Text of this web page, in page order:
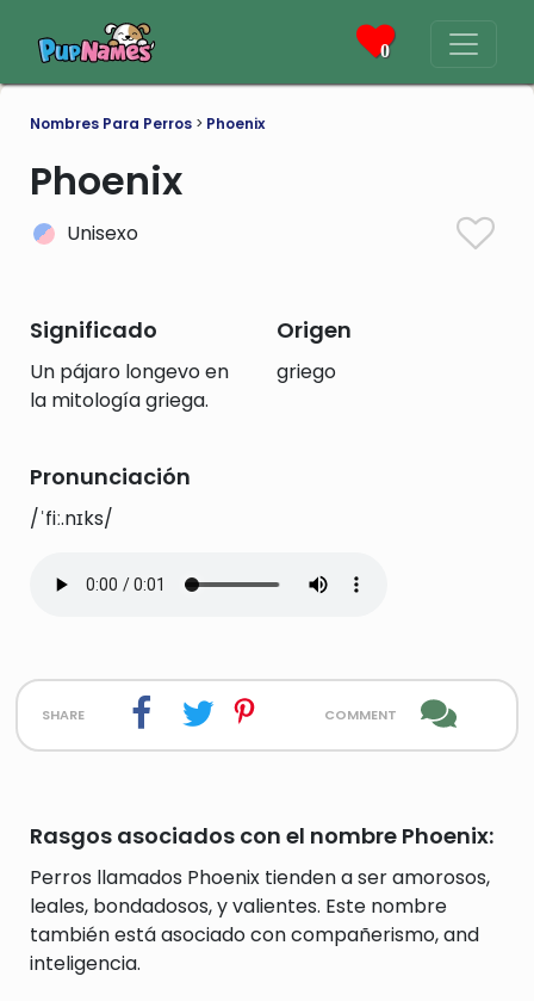
0
Nombres Para Perros > Phoenix
Phoenix
Unisexo
Significado
Un pájaro longevo en
la mitología griega.
Origen
griego
Pronunciación
/ˈfiː.nɪks/
share comment
Rasgos asociados con el nombre Phoenix:
Perros llamados Phoenix tienden a ser amorosos,
leales, bondadosos, y valientes. Este nombre
también está asociado con compañerismo, and
inteligencia.